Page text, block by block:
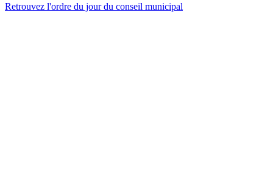
Retrouvez l'ordre du jour du conseil municipal